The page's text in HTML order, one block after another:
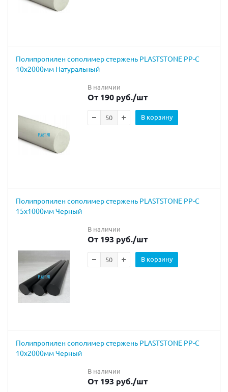
Полипропилен сополимер стержень PLASTSTONE PP-C
10х2000мм Натуральный
В наличии
От 190 руб./шт
В корзину
Полипропилен сополимер стержень PLASTSTONE PP-C
15х1000мм Черный
В наличии
От 193 руб./шт
В корзину
Полипропилен сополимер стержень PLASTSTONE PP-C
10х2000мм Черный
В наличии
От 193 руб./шт